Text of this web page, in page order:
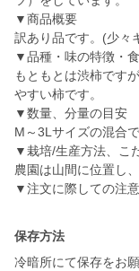
▼商品概要
訳あり品です。(少々
▼品種・味の特徴・
もともとは渋柿です
やすい柿です。
▼数量、分量の目安
M～3Lサイズの混合
▼栽培/生産方法、こ
農園は山間に位置し
▼注文に際しての注
保存方法
冷暗所にて保存をお